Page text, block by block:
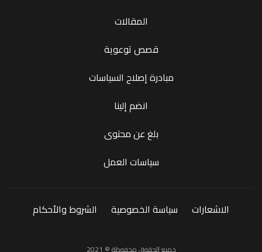
المقالات
قصص توعوية
مبادرة إصلاح السياسات
انضم إلينا
بلغ عن محتوى
سياسات العمل
الاشعارات سياسة الخصوصية الشروط والأحكام